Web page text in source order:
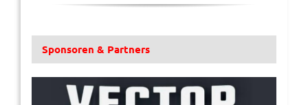
Sponsoren & Partners